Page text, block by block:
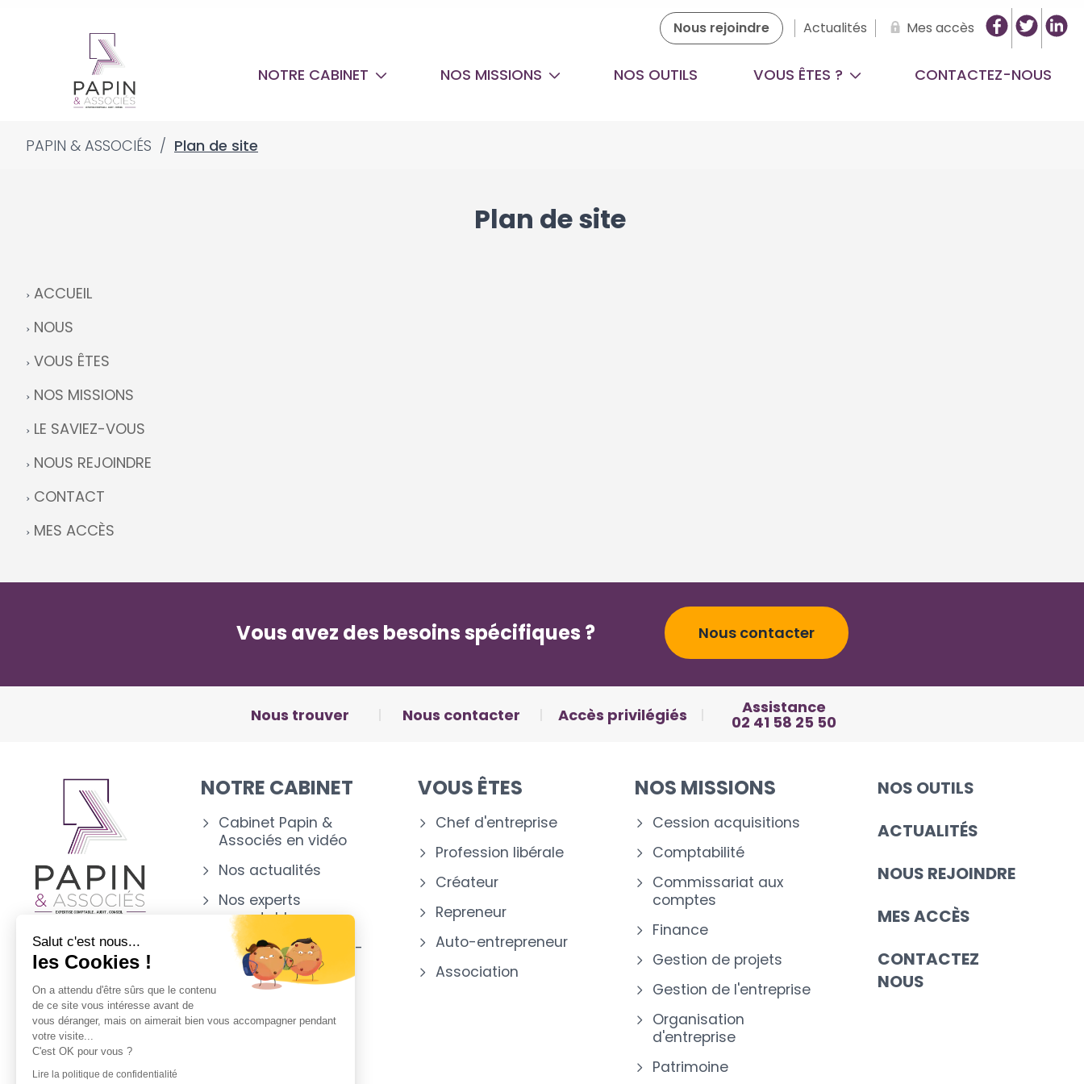
Nous rejoindre Actualités Mes accès
NOTRE CABINET NOS MISSIONS NOS OUTILS VOUS ÊTES ? CONTACTEZ-NOUS
PAPIN & ASSOCIÉS / Plan de site
Plan de site
ACCUEIL
NOUS
VOUS ÊTES
NOS MISSIONS
LE SAVIEZ-VOUS
NOUS REJOINDRE
CONTACT
MES ACCÈS
Vous avez des besoins spécifiques ? Nous contacter
Nous trouver Nous contacter Accès privilégiés Assistance
02 41 58 25 50
NOTRE CABINET
Cabinet Papin &
Associés en vidéo
Nos actualités
Nos experts
comptables
Notre implantation -
CHOLET (49)
Appartenance
VOUS ÊTES
Chef d'entreprise
Profession libérale
Créateur
Repreneur
Auto-entrepreneur
Association
NOS MISSIONS
Cession acquisitions
Comptabilité
Commissariat aux
comptes
Finance
Gestion de projets
Gestion de l'entreprise
Organisation
d'entreprise
Patrimoine
NOS OUTILS
ACTUALITÉS
NOUS REJOINDRE
MES ACCÈS
CONTACTEZ
NOUS
Salut c'est nous...
les Cookies !
On a attendu d'être sûrs que le contenu
de ce site vous intéresse avant de
vous déranger, mais on aimerait bien vous accompagner pendant
votre visite...
C'est OK pour vous ?
Lire la politique de confidentialité